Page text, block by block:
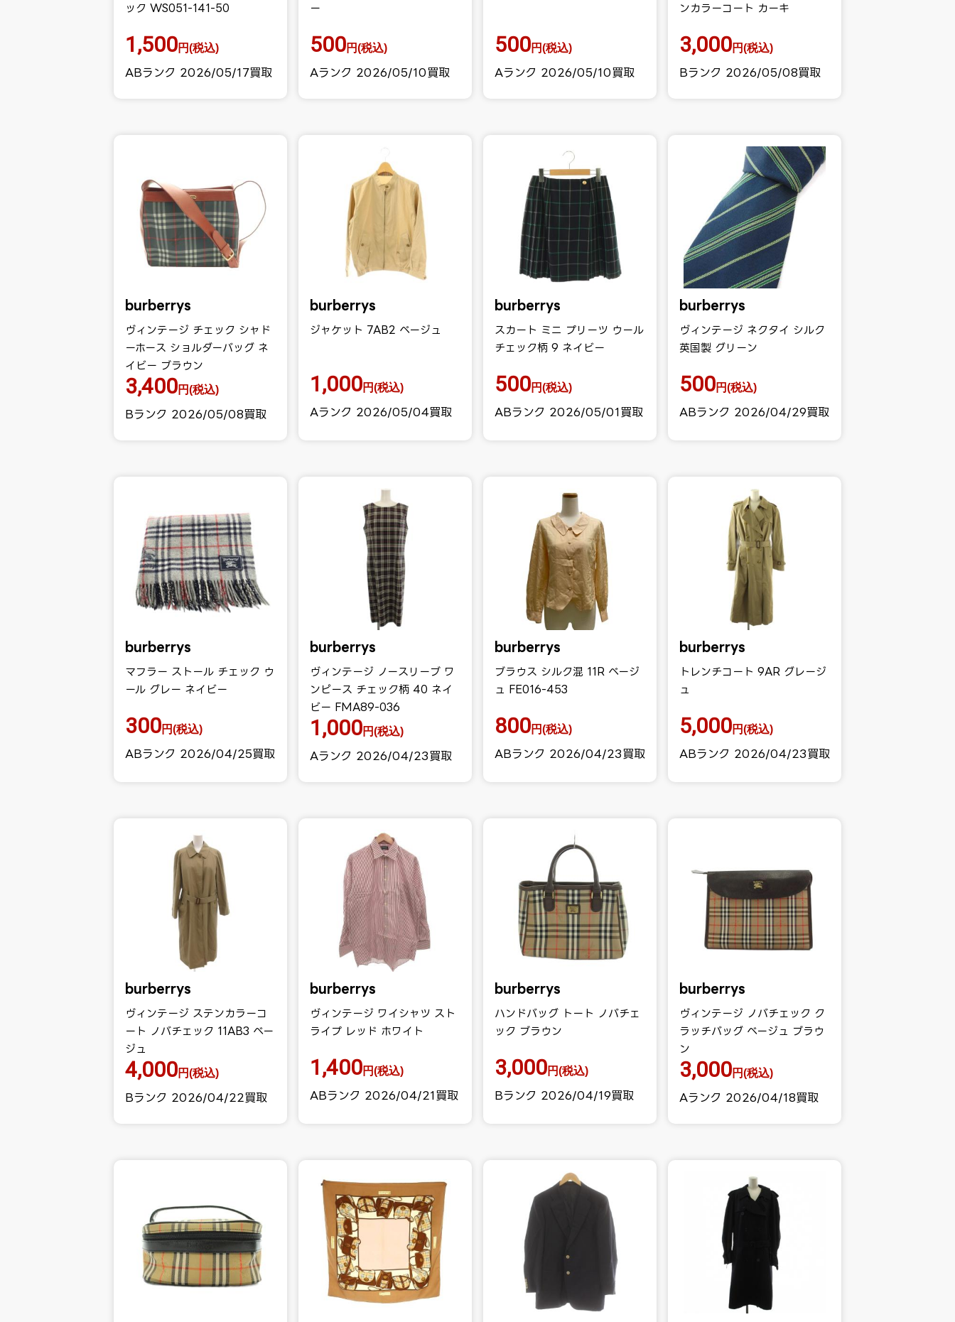
ック WS051-141-50
1,500円(税込)
ABランク 2026/05/17買取
ー
500円(税込)
Aランク 2026/05/10買取
500円(税込)
Aランク 2026/05/10買取
ンカラーコート カーキ
3,000円(税込)
Bランク 2026/05/08買取
burberrys
ヴィンテージ チェック シャド
ーホース ショルダーバッグ ネ
イビー ブラウン
3,400円(税込)
Bランク 2026/05/08買取
burberrys
ジャケット 7AB2 ベージュ
1,000円(税込)
Aランク 2026/05/04買取
burberrys
スカート ミニ プリーツ ウール
チェック柄 9 ネイビー
500円(税込)
ABランク 2026/05/01買取
burberrys
ヴィンテージ ネクタイ シルク
英国製 グリーン
500円(税込)
ABランク 2026/04/29買取
burberrys
マフラー ストール チェック ウ
ール グレー ネイビー
300円(税込)
ABランク 2026/04/25買取
burberrys
ヴィンテージ ノースリーブ ワ
ンピース チェック柄 40 ネイ
ビー FMA89-036
1,000円(税込)
Aランク 2026/04/23買取
burberrys
ブラウス シルク混 11R ベージ
ュ FE016-453
800円(税込)
ABランク 2026/04/23買取
burberrys
トレンチコート 9AR グレージ
ュ
5,000円(税込)
ABランク 2026/04/23買取
burberrys
ヴィンテージ ステンカラーコ
ート ノバチェック 11AB3 ベー
ジュ
4,000円(税込)
Bランク 2026/04/22買取
burberrys
ヴィンテージ ワイシャツ スト
ライプ レッド ホワイト
1,400円(税込)
ABランク 2026/04/21買取
burberrys
ハンドバッグ トート ノバチェ
ック ブラウン
3,000円(税込)
Bランク 2026/04/19買取
burberrys
ヴィンテージ ノバチェック ク
ラッチバッグ ベージュ ブラウ
ン
3,000円(税込)
Aランク 2026/04/18買取